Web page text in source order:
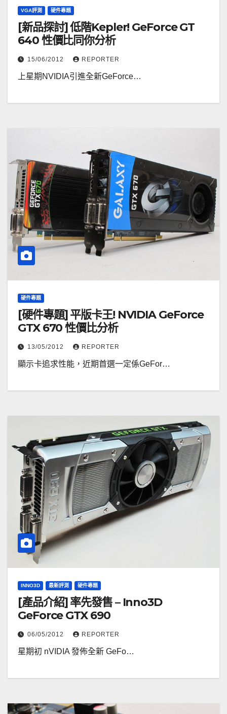
VGA評測 硬件專題
[新品探討] 低階Kepler! GeForce GT
640 性價比同你分析
15/06/2012 REPORTER
上星期NVIDIA引進全新GeForce…
硬件專題
[硬件專題] 平版卡王! NVIDIA GeForce
GTX 670 性價比分析
13/05/2012 REPORTER
顯示卡追求性能，近期首選一定係GeFor…
INNO3D 最新評測 硬件專題
[產品介紹] 率先發售 – Inno3D
GeForce GTX 690
06/05/2012 REPORTER
星期初 nVIDIA 發佈全新 GeFo…